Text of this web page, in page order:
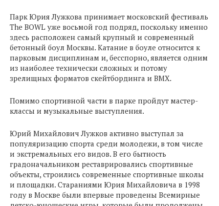
Парк Юрия Лужкова принимает московский фестиваль
The BOWL уже восьмой год подряд, поскольку именно
здесь расположен самый крупный и современный
бетонный боул Москвы. Катание в боуле относится к
парковым дисциплинам и, бесспорно, является одним
из наиболее технически сложных и потому
зрелищных форматов скейтбординга и BMX.
Помимо спортивной части в парке пройдут мастер-
классы и музыкальные выступления.
Юрий Михайлович Лужков активно выступал за
популяризацию спорта среди молодежи, в том числе
и экстремальных его видов. В его бытность
градоначальником реставрировались спортивные
объекты, строились современные спортивные школы
и площадки. Стараниями Юрия Михайловича в 1998
году в Москве были впервые проведены Всемирные